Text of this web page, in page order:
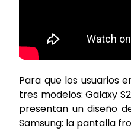
Para que los usuarios
tres modelos: Galaxy
presentan un diseño
Samsung: la pantalla